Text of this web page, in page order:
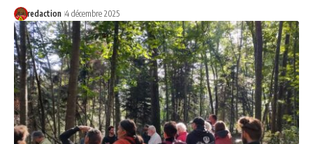
redaction 4 décembre 2025